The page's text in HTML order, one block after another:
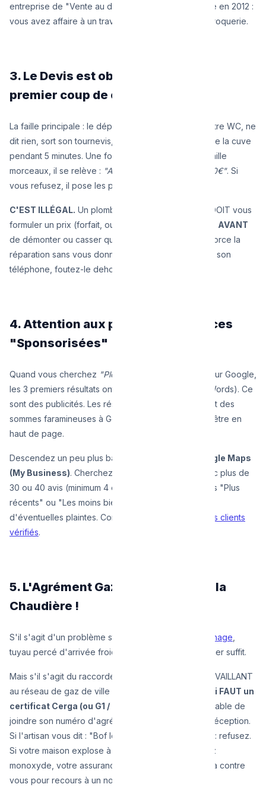
entreprise de "Vente au détail de vêtements" radiée en 2012 :
vous avez affaire à un travailleur au noir ou une escroquerie.
3. Le Devis est obligatoire avant le
premier coup de clé
La faille principale : le dépanneur arrive, regarde votre WC, ne
dit rien, sort son tournevis, démonte tout l'intérieur de la cuve
pendant 5 minutes. Une fois votre WC de 500€ en mille
morceaux, il se relève : "Alors la réparation c'est 420€". Si
vous refusez, il pose les pièces par terre et part.
C'EST ILLÉGAL. Un plombier, même le week-end, DOIT vous
formuler un prix (forfait, ou estimatif horaire plafond) AVANT
de démonter ou casser quoi que ce soit. Si le gars force la
réparation sans vous donner un prix sur une feuille / son
téléphone, foutez-le dehors.
4. Attention aux premières annonces
"Sponsorisées"
Quand vous cherchez "Plombier urgence Woluwe"
sur Google,
les 3 premiers résultats ont le mot
(AdWords). Ce
sont des publicités. Les réseaux d'arnaqueurs paient des
sommes faramineuses à Google (+20€ le clic) pour être en
haut de page.
Descendez un peu plus bas, regardez la carte
Google Maps
(My Business). Cherchez les plombiers locaux avec plus de
30 ou 40 avis (minimum 4 étoiles). Et lisez les avis les "Plus
récents" ou "Les moins bien notés" pour détecter
d'éventuelles plaintes. Consultez également nos
avis clients
vérifiés.
5. L'Agrément Gaz : Essentiel pour la
Chaudière !
S'il s'agit d'un problème strictement d'eau ( débouchage
tuyau percé d'arrivée froide), n'importe quel plombier suffit.
Mais s'il s'agit du raccordement de votre chaudière VAILLANT
au réseau de gaz de ville de FLUVIUS ou ORES,
il lui FAUT un
certificat Cerga (ou G1 / G2) valide.
Il doit être capable de
joindre son numéro d'agréation sur l'attestation de réception.
Si l'artisan vous dit : "Bof le papier c'est pas grave" : refusez.
Si votre maison explose à la suite d'une fuite de gaz
monoxyde, votre assurance Habitation se retournera contre
vous pour recours à un non-professionnel.